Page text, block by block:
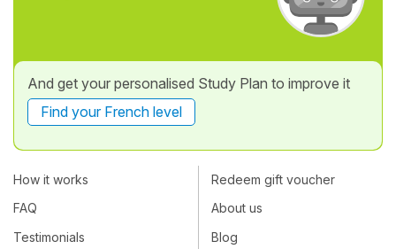
And get your personalised Study Plan to improve it
Find your French level
How it works
FAQ
Testimonials
Redeem gift voucher
About us
Blog